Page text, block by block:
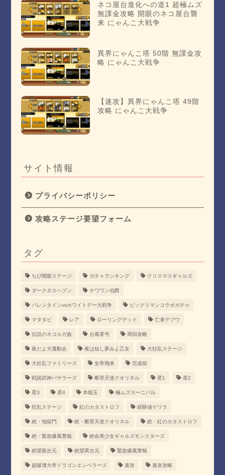
ネコ屋台進化への道1 超極ムズ
無課金攻略 開眼のネコ屋台襲
来 にゃんこ大戦争
異界にゃんこ塔 50階 無課金攻
略 にゃんこ大戦争
【速攻】異界にゃんこ塔 49階
攻略 にゃんこ大戦争
サイト情報
プライバシーポリシー
攻略ステージ要望フォーム
タグ
ちび開眼ステージ ガチャランキング クリスマスギャルズ
ダークネスヘブン チワワン伯爵
バレンタインvsホワイトデー大戦争 ビックリマンコラボガチャ
マタタビ レア ローリングデッド 亡者デブウ
伝説のネコルガ族 台風零号 周回攻略
夜だよ大運動会 夜は短し夢みよ乙女 大狂乱ステージ
大狂乱ファミリーズ 女帝飛来 完成前
戦国武神バサラーズ 断罪天使クオリネル 星1 星2
星3 星4 本能玉 極ムズカーニバル
狂乱ステージ 紅のカタストロフ 経験値ゲリラ
絶・地獄門 絶・断罪天使クオリネル 絶・紅のカタストロフ
絶・緊急爆風警報 絶命美少女ギャルズモンスターズ
絶望新次元 絶望異次元 緊急爆風警報
超破壊大帝ドラゴンエンペラーズ 速攻 速攻攻略